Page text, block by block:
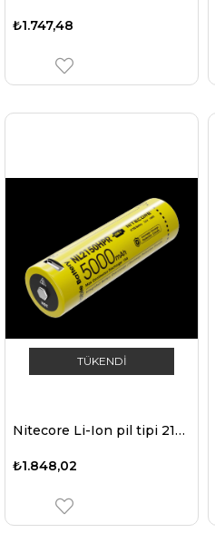
₺1.747,48
TÜKENDI
Nitecore Li-Ion pil tipi 21700 - 5000mAh NL2150HPR, entegre USB şarj soketli, yüksek akımlı cihazlar için ideal
₺1.848,02